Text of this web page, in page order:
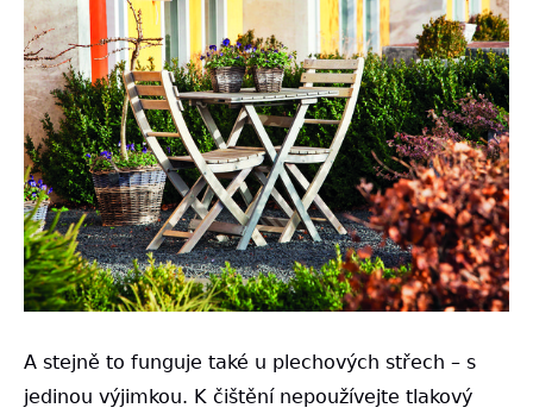
A stejně to funguje také u plechových střech – s
jedinou výjimkou. K čištění nepoužívejte tlakový